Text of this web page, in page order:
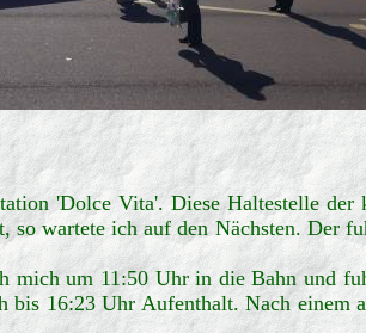
'Dolce Vita'. Diese Haltestelle
so wartete ich auf den Nächsten.
um 11:50 Uhr in die Bahn und
16:23 Uhr Aufenthalt. Nach einem